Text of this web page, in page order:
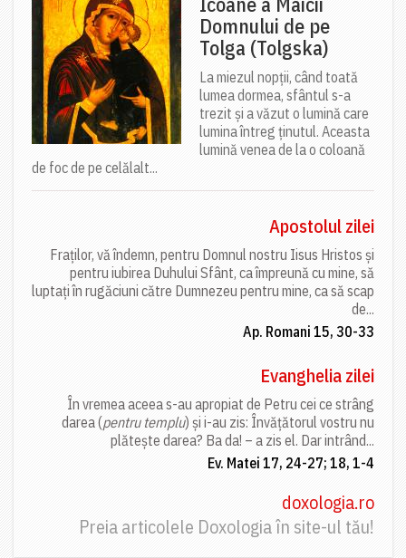
Domnului de pe
Tolga (Tolgska)
La miezul nopții, când toată
lumea dormea, sfântul s-a
trezit și a văzut o lumină care
lumina întreg ținutul. Aceasta
lumină venea de la o coloană
de foc de pe celălalt...
Apostolul zilei
Fraților, vă îndemn, pentru Domnul nostru Iisus Hristos și
pentru iubirea Duhului Sfânt, ca împreună cu mine, să
luptați în rugăciuni către Dumnezeu pentru mine, ca să scap
de...
Ap. Romani 15, 30-33
Evanghelia zilei
În vremea aceea s-au apropiat de Petru cei ce strâng
darea (pentru templu) și i-au zis: Învățătorul vostru nu
plătește darea? Ba da! – a zis el. Dar intrând...
Ev. Matei 17, 24-27; 18, 1-4
doxologia.ro
Preia articolele Doxologia în site-ul tău!